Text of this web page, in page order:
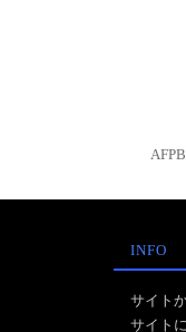
INFO
サイト
サイト